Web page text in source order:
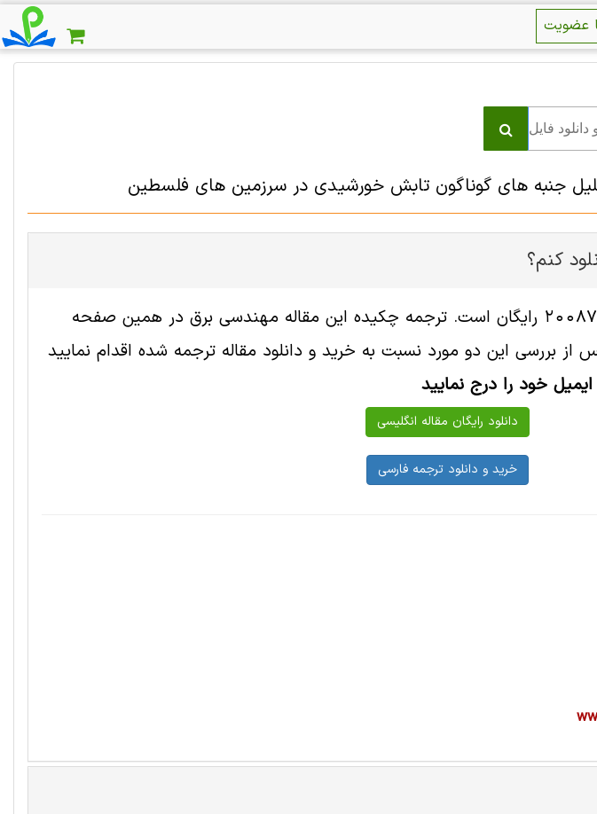
جنبه های گوناگون تابش خورشیدی در سرزمین های فلسطین
کنم؟
فایل انگلیسی این مقاله با شناسه 2008744 رایگان است. ترجمه چکیده این مقاله مهندسی برق در همین صفحه
بررسی این دو مورد نسبت به خرید و دانلود مقاله ترجمه شده اقدام نمایید
خود را درج نمایید